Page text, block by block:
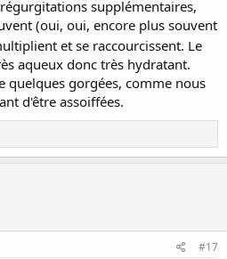
supplémentaires,
(oui, oui, encore plus souvent
et se raccourcissent. Le
aqueux donc très hydratant.
quelques gorgées, comme nous
d'être assoiffées.
#17